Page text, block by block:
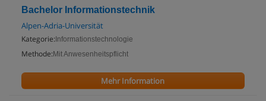
Bachelor Informationstechnik
Alpen-Adria-Universität
Kategorie: Informationstechnologie
Methode: Mit Anwesenheitspflicht
Mehr Information